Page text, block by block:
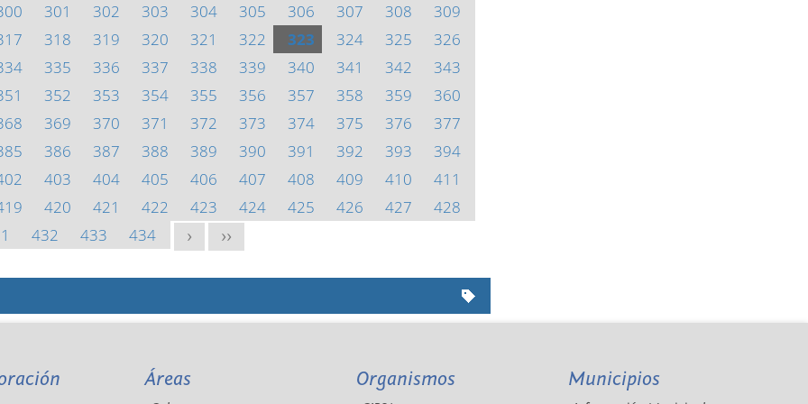
301 302 303 304 305 306 307 308
309
318 319 320 321 322 323 324 325
326
335 336 337 338 339 340 341 342
343
352 353 354 355 356 357 358 359
360
369 370 371 372 373 374 375 376
377
386 387 388 389 390 391 392 393
394
403 404 405 406 407 408 409 410
411
420 421 422 423 424 425 426 427
428
432 433 434 > >>
Áreas Organismos Municipios